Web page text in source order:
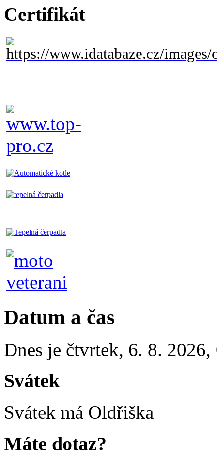
Certifikát
Datum a čas
Dnes je čtvrtek, 6. 8. 2026,
Svátek
Svátek má Oldřiška
Máte dotaz?